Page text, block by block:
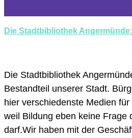
Die Stadtbibliothek
Die Stadtbibliothek
Bestandteil unserer Stadt.
hier verschiedenste Medien
weil Bildung eben keine Frage
darf.Wir haben mit der